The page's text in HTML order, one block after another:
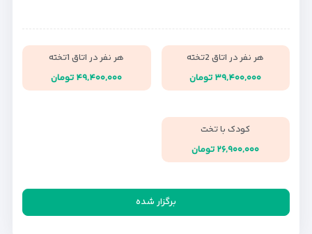
هر نفر در اتاق 2تخته
۳۹,۴۰۰,۰۰۰ تومان
هر نفر در اتاق 1تخته
۴۹,۴۰۰,۰۰۰ تومان
کودک با تخت
۲۶,۹۰۰,۰۰۰ تومان
برگزار شده